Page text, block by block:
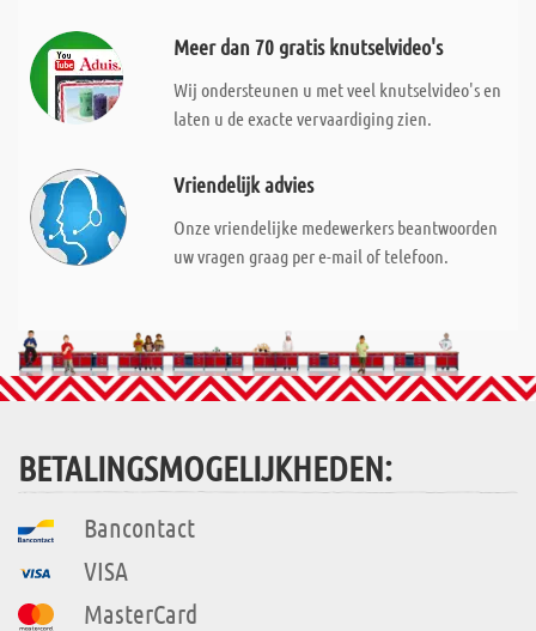
Meer dan 70 gratis knutselvideo's
Wij ondersteunen u met veel knutselvideo's en
laten u de exacte vervaardiging zien.
Vriendelijk advies
Onze vriendelijke medewerkers beantwoorden
uw vragen graag per e-mail of telefoon.
BETALINGSMOGELIJKHEDEN:
Bancontact
VISA
MasterCard